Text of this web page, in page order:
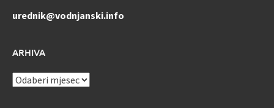
urednik@vodnjanski.info
ARHIVA
ARHIVA